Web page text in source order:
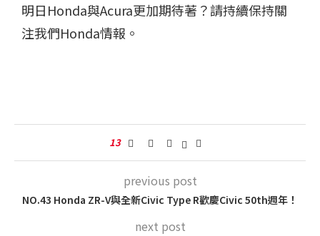
明日Honda與Acura更加期待著？請持續保持關
注我們Honda情報。
13
previous post
NO.43 Honda ZR-V與全新Civic Type R歡慶Civic 50th週年！
next post